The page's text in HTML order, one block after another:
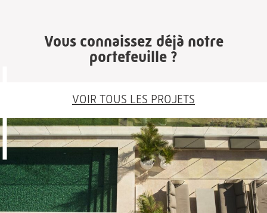
Vous connaissez déjà notre
portefeuille ?
VOIR TOUS LES PROJETS